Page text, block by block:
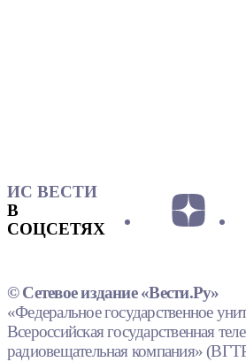
ИС ВЕСТИ
В
СОЦСЕТЯХ
© Сетевое издание «Вести.Ру»
«Федеральное государственное
Всероссийская государственная
радиовещательная компания»